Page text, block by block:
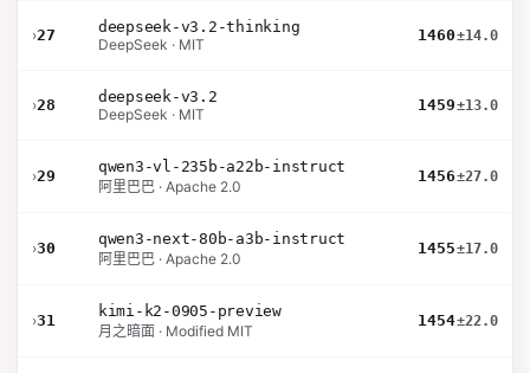
›27
deepseek-v3.2-thinking
DeepSeek · MIT
1460±14.0
›28
deepseek-v3.2
DeepSeek · MIT
1459±13.0
›29
qwen3-vl-235b-a22b-instruct
阿里巴巴 · Apache 2.0
1456±27.0
›30
qwen3-next-80b-a3b-instruct
阿里巴巴 · Apache 2.0
1455±17.0
›31
kimi-k2-0905-preview
月之暗面 · Modified MIT
1454±22.0